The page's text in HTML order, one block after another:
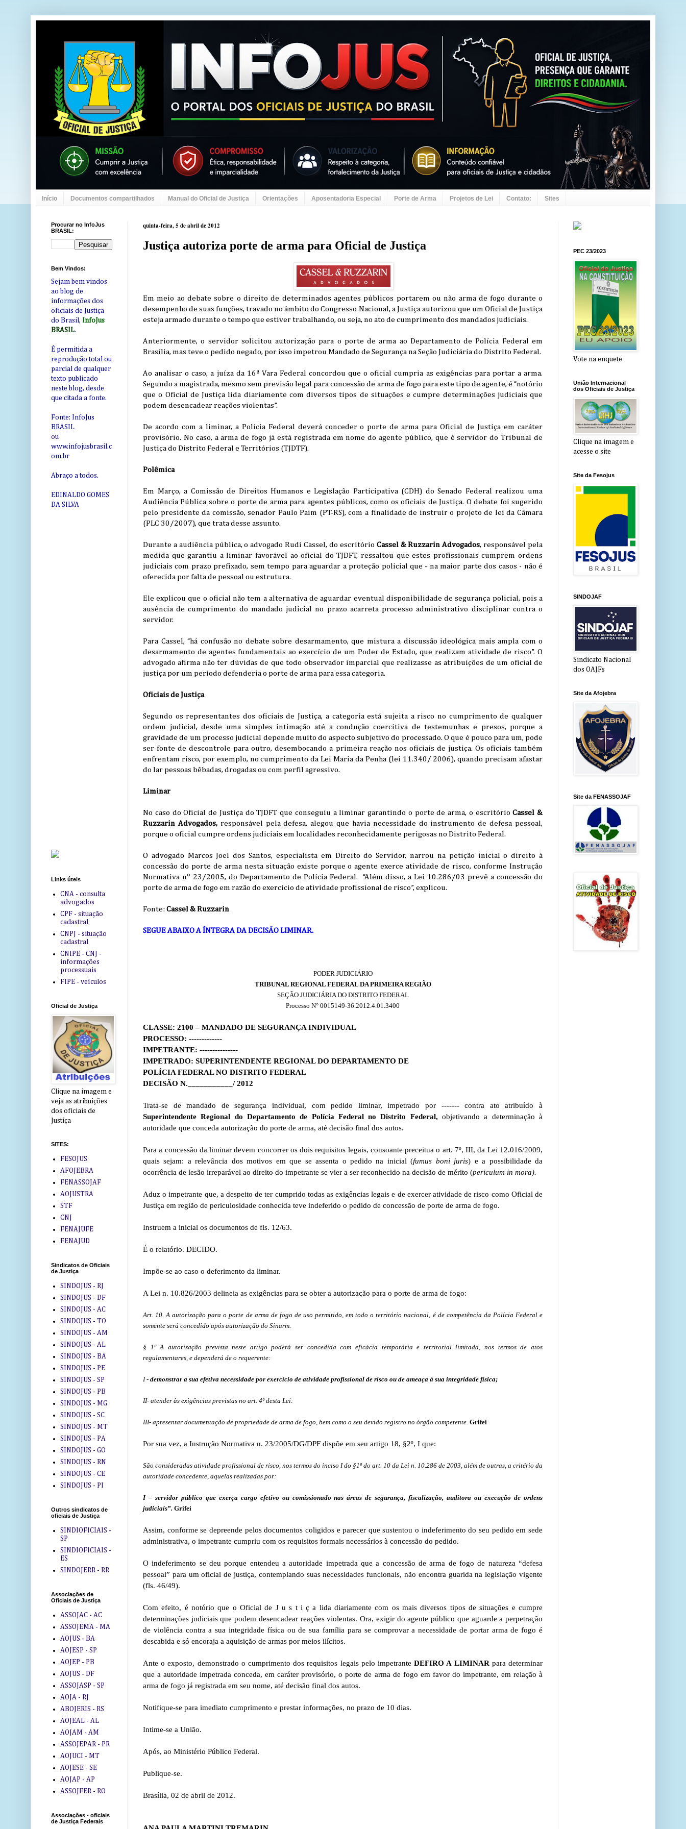
Início Documentos compartilhados Manual do Oficial de Justiça Orientações Aposentadoria Especial Porte de Arma Projetos de Lei Contato: Sites
quinta-feira, 5 de abril de 2012
Justiça autoriza porte de arma para Oficial de Justiça
Em meio ao debate sobre o direito de determinados agentes públicos portarem ou não arma de fogo durante o
desempenho de suas funções, travado no âmbito do Congresso Nacional, a Justiça autorizou que um Oficial de Justiça
esteja armado durante o tempo que estiver trabalhando, ou seja, no ato de cumprimento dos mandados judiciais.
Anteriormente, o servidor solicitou autorização para o porte de arma ao Departamento de Polícia Federal em
Brasília, mas teve o pedido negado, por isso impetrou Mandado de Segurança na Seção Judiciária do Distrito Federal.
Ao analisar o caso, a juíza da 16ª Vara Federal concordou que o oficial cumpria as exigências para portar a arma.
Segundo a magistrada, mesmo sem previsão legal para concessão de arma de fogo para este tipo de agente, é “notório
que o Oficial de Justiça lida diariamente com diversos tipos de situações e cumpre determinações judiciais que
podem desencadear reações violentas”.
De acordo com a liminar, a Polícia Federal deverá conceder o porte de arma para Oficial de Justiça em caráter
provisório. No caso, a arma de fogo já está registrada em nome do agente público, que é servidor do Tribunal de
Justiça do Distrito Federal e Territórios (TJDTF).
Polêmica
Em Março, a Comissão de Direitos Humanos e Legislação Participativa (CDH) do Senado Federal realizou uma
Audiência Pública sobre o porte de arma para agentes públicos, como os oficiais de Justiça. O debate foi sugerido
pelo presidente da comissão, senador Paulo Paim (PT-RS), com a finalidade de instruir o projeto de lei da Câmara
(PLC 30/2007), que trata desse assunto.
Durante a audiência pública, o advogado Rudi Cassel, do escritório Cassel & Ruzzarin Advogados, responsável pela
medida que garantiu a liminar favorável ao oficial do TJDFT, ressaltou que estes profissionais cumprem ordens
judiciais com prazo prefixado, sem tempo para aguardar a proteção policial que - na maior parte dos casos - não é
oferecida por falta de pessoal ou estrutura.
Ele explicou que o oficial não tem a alternativa de aguardar eventual disponibilidade de segurança policial, pois a
ausência de cumprimento do mandado judicial no prazo acarreta processo administrativo disciplinar contra o
servidor.
Para Cassel, “há confusão no debate sobre desarmamento, que mistura a discussão ideológica mais ampla com o
desarmamento de agentes fundamentais ao exercício de um Poder de Estado, que realizam atividade de risco”. O
advogado afirma não ter dúvidas de que todo observador imparcial que realizasse as atribuições de um oficial de
justiça por um período defenderia o porte de arma para essa categoria.
Oficiais de Justiça
Segundo os representantes dos oficiais de Justiça, a categoria está sujeita a risco no cumprimento de qualquer
ordem judicial, desde uma simples intimação até a condução coercitiva de testemunhas e presos, porque a
gravidade de um processo judicial depende muito do aspecto subjetivo do processado. O que é pouco para um, pode
ser fonte de descontrole para outro, desembocando a primeira reação nos oficiais de justiça. Os oficiais também
enfrentam risco, por exemplo, no cumprimento da Lei Maria da Penha (lei 11.340/ 2006), quando precisam afastar
do lar pessoas bêbadas, drogadas ou com perfil agressivo.
Liminar
No caso do Oficial de Justiça do TJDFT que conseguiu a liminar garantindo o porte de arma, o escritórioCassel &
Ruzzarin Advogados, responsável pela defesa, alegou que havia necessidade do instrumento de defesa pessoal,
porque o oficial cumpre ordens judiciais em localidades reconhecidamente perigosas no Distrito Federal.
O advogado Marcos Joel dos Santos, especialista em Direito do Servidor, narrou na petição inicial o direito à
concessão do porte de arma nesta situação existe porque o agente exerce atividade de risco, conforme Instrução
Normativa nº 23/2005, do Departamento de Polícia Federal. “Além disso, a Lei 10.286/03 prevê a concessão do
porte de arma de fogo em razão do exercício de atividade profissional de risco”, explicou.
Fonte: Cassel & Ruzzarin
SEGUE ABAIXO A ÍNTEGRA DA DECISÃO LIMINAR.
PODER JUDICIÁRIO
TRIBUNAL REGIONAL FEDERAL DA PRIMEIRA REGIÃO
SEÇÃO JUDICIÁRIA DO DISTRITO FEDERAL
Processo N° 0015149-36.2012.4.01.3400
CLASSE: 2100 – MANDADO DE SEGURANÇA INDIVIDUAL
PROCESSO: -------------
IMPETRANTE: ---------------
IMPETRADO: SUPERINTENDENTE REGIONAL DO DEPARTAMENTO DE
POLÍCIA FEDERAL NO DISTRITO FEDERAL
DECISÃO N.___________/ 2012
Trata-se de mandado de segurança individual, com pedido liminar, impetrado por -------contra ato atribuído à
Superintendente Regional do Departamento de Polícia Federal no Distrito Federal,objetivando a determinação à
autoridade que conceda autorização do porte de arma, até decisão final dos autos.
Para a concessão da liminar devem concorrer os dois requisitos legais, consoante preceitua o art. 7º, III, da Lei 12.016/2009,
quais sejam: a relevância dos motivos em que se assenta o pedido na inicial (fumus boni juris) e a possibilidade da
ocorrência de lesão irreparável ao direito do impetrante se vier a ser reconhecido na decisão de mérito (periculum in mora).
Aduz o impetrante que, a despeito de ter cumprido todas as exigências legais e de exercer atividade de risco como Oficial de
Justiça em região de periculosidade conhecida teve indeferido o pedido de concessão de porte de arma de fogo.
Instruem a inicial os documentos de fls. 12/63.
É o relatório. DECIDO.
Impõe-se ao caso o deferimento da liminar.
A Lei n. 10.826/2003 delineia as exigências para se obter a autorização para o porte de arma de fogo:
Art. 10. A autorização para o porte de arma de fogo de uso permitido, em todo o território nacional, é de competência da Polícia Federal e
somente será concedido após autorização do Sinarm.
§ 1º A autorização prevista neste artigo poderá ser concedida com eficácia temporária e territorial limitada, nos termos de atos
regulamentares, e dependerá de o requerente:
I- demonstrar a sua efetiva necessidade por exercício de atividade profissional de risco ou de ameaça à sua integridade física;
II- atender às exigências previstas no art. 4º desta Lei:
III- apresentar documentação de propriedade de arma de fogo, bem como o seu devido registro no órgão competente. Grifei
Por sua vez, a Instrução Normativa n. 23/2005/DG/DPF dispõe em seu artigo 18, §2º, I que:
São consideradas atividade profissional de risco, nos termos do inciso I do §1º do art. 10 da Lei n. 10.286 de 2003, além de outras, a critério da
autoridade concedente, aquelas realizadas por:
I – servidor público que exerça cargo efetivo ou comissionado nas áreas de segurança, fiscalização, auditora ou execução de ordens
judiciais”. Grifei
Assim, conforme se depreende pelos documentos coligidos e parecer que sustentou o indeferimento do seu pedido em sede
administrativa, o impetrante cumpriu com os requisitos formais necessários à concessão do pedido.
O indeferimento se deu porque entendeu a autoridade impetrada que a concessão de arma de fogo de natureza “defesa
pessoal” para um oficial de justiça, contemplando suas necessidades funcionais, não encontra guarida na legislação vigente
(fls. 46/49).
Com efeito, é notório que o Oficial de J u s t i ç a lida diariamente com os mais diversos tipos de situações e cumpre
determinações judiciais que podem desencadear reações violentas. Ora, exigir do agente público que aguarde a perpetração
de violência contra a sua integridade física ou de sua família para se comprovar a necessidade de portar arma de fogo é
descabida e só encoraja a aquisição de armas por meios ilícitos.
Ante o exposto, demonstrado o cumprimento dos requisitos legais pelo impetranteDEFIRO A LIMINAR para determinar
que a autoridade impetrada conceda, em caráter provisório, o porte de arma de fogo em favor do impetrante, em relação à
arma de fogo já registrada em seu nome, até decisão final dos autos.
Notifique-se para imediato cumprimento e prestar informações, no prazo de 10 dias.
Intime-se a União.
Após, ao Ministério Público Federal.
Publique-se.
Brasília, 02 de abril de 2012.
Procurar no InfoJus
BRASIL:
Bem Vindos:
Sejam bem vindos
ao blog de
informações dos
oficiais de Justiça
do Brasil, InfoJus
BRASIL.
É permitida a
reprodução total ou
parcial de qualquer
texto publicado
neste blog, desde
que citada a fonte.
Fonte: InfoJus
BRASIL
ou
www.infojusbrasil.c
om.br
Abraço a todos.
EDINALDO GOMES
DA SILVA
Links úteis
CNA - consulta
advogados
CPF - situação
cadastral
CNPJ - situação
cadastral
CNIPE - CNJ -
informações
processuais
FIPE - veículos
Oficial de Justiça
Clique na imagem e
veja as atribuições
dos oficiais de
Justiça
SITES:
FESOJUS
AFOJEBRA
FENASSOJAF
AOJUSTRA
STF
CNJ
FENAJUFE
FENAJUD
Sindicatos de Oficiais
de Justiça
SINDOJUS - RJ
SINDOJUS - DF
SINDOJUS - AC
SINDOJUS - TO
SINDOJUS - AM
SINDOJUS - AL
SINDOJUS - BA
SINDOJUS - PE
SINDOJUS - SP
SINDOJUS - PB
SINDOJUS - MG
SINDOJUS - SC
SINDOJUS - MT
SINDOJUS - PA
SINDOJUS - GO
SINDOJUS - RN
SINDOJUS - CE
SINDOJUS - PI
Outros sindicatos de
oficiais de Justiça
SINDIOFICIAIS -
SP
SINDIOFICIAIS -
ES
SINDOJERR - RR
Associações de
Oficiais de Justiça
ASSOJAC - AC
ASSOJEMA - MA
AOJUS - BA
AOJESP - SP
AOJEP - PB
AOJUS - DF
ASSOJASP - SP
AOJA - RJ
ABOJERIS - RS
AOJEAL - AL
AOJAM - AM
ASSOJEPAR - PR
AOJUCI - MT
AOJESE - SE
AOJAP - AP
ASSOJFER - RO
Associações - oficiais
de Justiça Federais
PEC 23/2023
Vote na enquete
União Internacional
dos Oficiais de Justiça
Clique na imagem e
acesse o site
Site da Fesojus
SINDOJAF
Sindicato Nacional
dos OAJFs
Site da Afojebra
Site da FENASSOJAF